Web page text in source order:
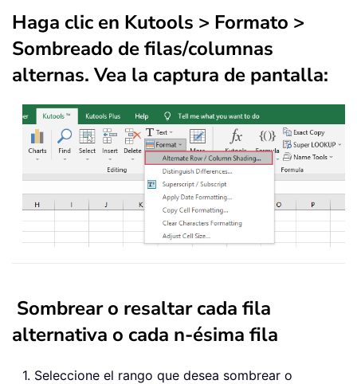
Haga clic en Kutools > Formato >
Sombreado de filas/columnas
alternas. Vea la captura de pantalla:
Sombrear o resaltar cada fila
alternativa o cada n-ésima fila
1. Seleccione el rango que desea sombrear o